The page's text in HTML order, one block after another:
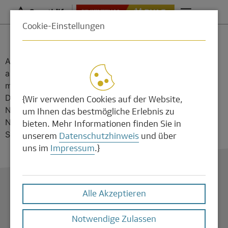
Cookie-Einstellungen
{Wir verwenden Cookies auf der Website,
um Ihnen das bestmögliche Erlebnis zu
bieten. Mehr Informationen finden Sie in
unserem Datenschutzhinweis und über
uns im Impressum.}
Notwendige Zulassen
Alle Akzeptieren
Martin Reimer
Als früherer Radsport-Profi biete ich mit meinem Team
aus ehemaligen und aktiven Leistungssportlern
maßgeschneiderte Finanzlösungen für Sportler/-innen.
Dabei bleiben wir immer leistungsorientiert! In unserem
Netzwerk im Profi- und Amateursport bringen wir den
Nachwuchs, Olympiamedaillengewinner/-innen und die
Sportbranche zusammen.
DatenschutzImpressumCookies bearbeiten
© 2025 Deutsche Vermögensberatung AG